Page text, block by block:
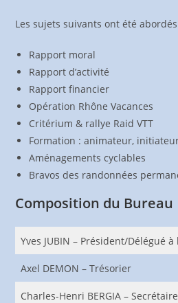
Les sujets suivants ont été
Rapport moral
Rapport d’activité
Rapport financier
Opération Rhône Vacances
Critérium & rallye Raid VTT
Formation : animateur,
Aménagements cyclables
Bravos des randonnées
Composition du Bureau
Yves JUBIN – Président/Délégué
Axel DEMON – Trésorier
Charles-Henri BERGIA – Secrétaire